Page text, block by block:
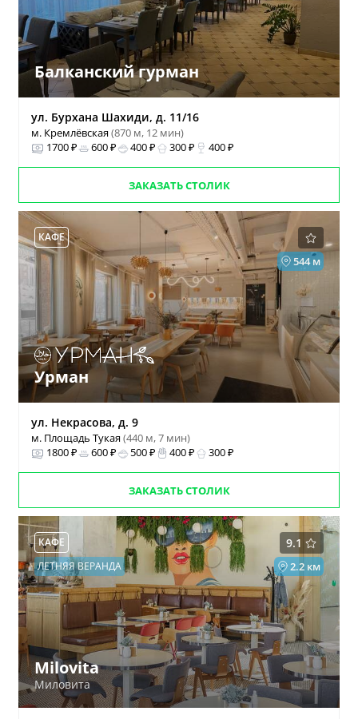
Балканский гурман
ул. Бурхана Шахиди, д. 11/16
м. Кремлёвская(870 м, 12 мин)
1700 ₽
600 ₽ 400 ₽ 300 ₽ 400 ₽
ЗАКАЗАТЬ СТОЛИК
КАФЕ
544 м
Урман
ул. Некрасова, д. 9
м. Площадь Тукая(440 м, 7 мин)
1800 ₽
600 ₽ 500 ₽ 400 ₽ 300 ₽
ЗАКАЗАТЬ СТОЛИК
9.1
КАФЕ
2.2 км
ЛЕТНЯЯ ВЕРАНДА
Milovita
Миловита